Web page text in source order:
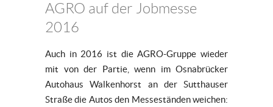
AGRO auf der Jobmesse
2016
Auch in 2016 ist die AGRO-Gruppe wieder
mit von der Partie, wenn im Osnabrücker
Autohaus Walkenhorst an der Sutthauser
Straße die Autos den Messeständen weichen: